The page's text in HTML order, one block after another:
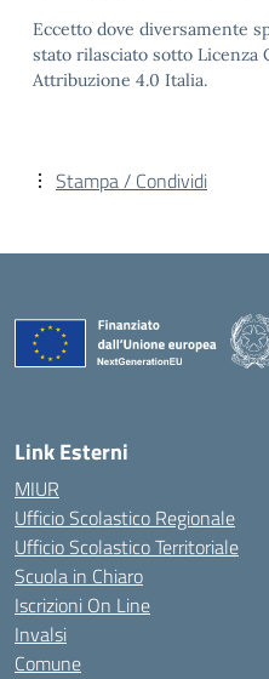
Eccetto dove diversamente
stato rilasciato sotto Licenza
Attribuzione 4.0 Italia.
Stampa / Condividi
Link Esterni
MIUR
Ufficio Scolastico Regionale
Ufficio Scolastico Territoriale
Scuola in Chiaro
Iscrizioni On Line
Invalsi
Comune